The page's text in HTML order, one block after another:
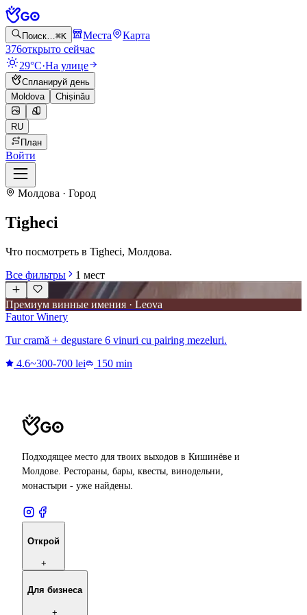
Поиск…⌘K Места
Карта
376открыто сейчас
29°C·На улице
Спланируй день
Moldova
Chișinău
RU
План
Войти
Молдова · Город
Tigheci
Что посмотреть в Tigheci, Молдова.
Все фильтры
1 мест
Премиум винные имения · Leova
Fautor Winery
Tur cramă + degustare 6 vinuri cu pairing mezeluri.
4.6~300-700 lei 150 min
Подходящее место для твоих выходов в Кишинёве и
Молдове. Рестораны, бары, квесты, винодельни,
монастыри - уже найдены.
Открой
+
Для бизнеса
+